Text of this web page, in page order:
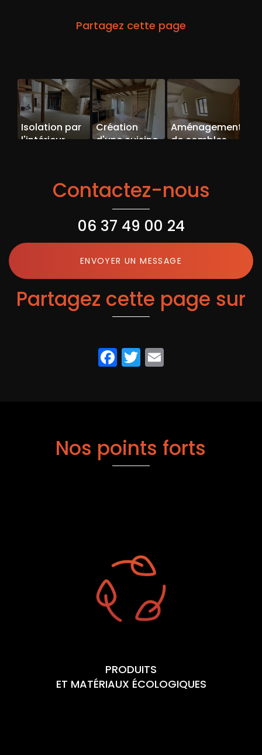
Isolation par
l'intérieur
Création
d'une cuisine
Aménagement
de combles
Contactez-nous
06 37 49 00 24
ENVOYER UN MESSAGE
Partagez cette page sur
Facebook
Twitter
Nos points forts
PRODUITS
ET MATÉRIAUX ÉCOLOGIQUES